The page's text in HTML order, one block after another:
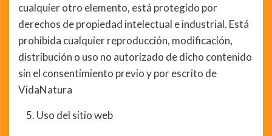
cualquier otro elemento, está protegido por
derechos de propiedad intelectual e industrial. Está
prohibida cualquier reproducción, modificación,
distribución o uso no autorizado de dicho contenido
sin el consentimiento previo y por escrito de
VidaNatura
Uso del sitio web